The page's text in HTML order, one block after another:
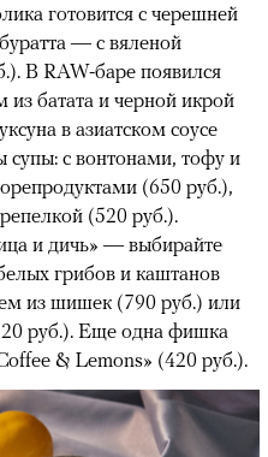
готовится с черешней
— с вяленой
В RAW-баре появился
из батата и черной икрой
в азиатском соусе
супы: с вонтонами, тофу и
(650 руб.),
(520 руб.).
и дичь» — выбирайте
грибов и каштанов
из шишек (790 руб.) или
руб.). Еще одна фишка
& Lemons» (420 руб.).